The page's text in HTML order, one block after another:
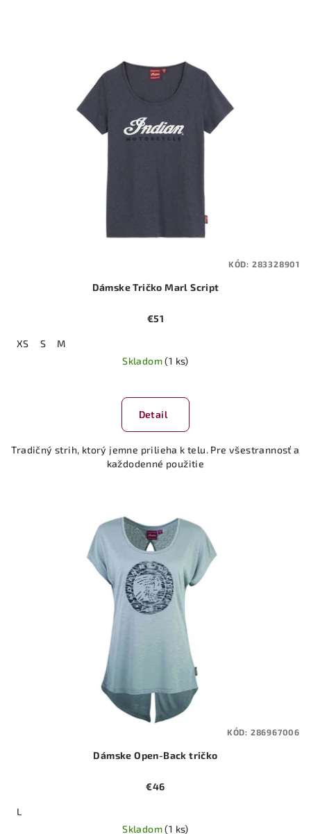
Dámske Tričko Marl Script
€51
XS S
M
Skladom(1 ks)
Detail
Tradičný strih, ktorý jemne prilieha k telu. Pre všestrannosť a
každodenné použitie
KÓD: 283328901
Dámske Open-Back tričko
€46
L
Skladom(1 ks)
KÓD: 286967006